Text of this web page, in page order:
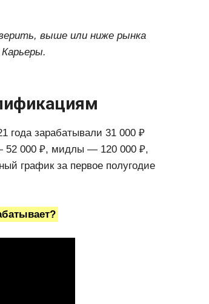
выше или ниже рынка
года зарабатывали 31 000 ₽
52 000 ₽, мидлы — 120 000 ₽,
график за первое полугодие